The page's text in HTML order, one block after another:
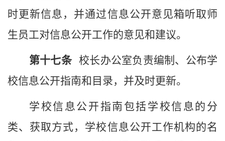
时更新信息，并通过信息公开意见箱听取师
生员工对信息公开工作的意见和建议。
第十七条 校长办公室负责编制、公布学
校信息公开指南和目录，并及时更新。
学校信息公开指南包括学校信息的分
类、获取方式， 学校信息公开工作机构的名